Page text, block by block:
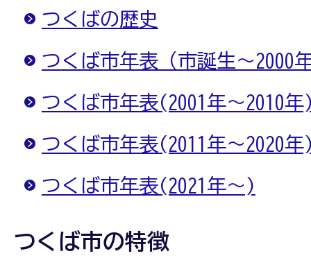
つくばの歴史
つくば市年表（市誕生～2000
つくば市年表(2001年～2010年
つくば市年表(2011年～2020年
つくば市年表(2021年～)
つくば市の特徴